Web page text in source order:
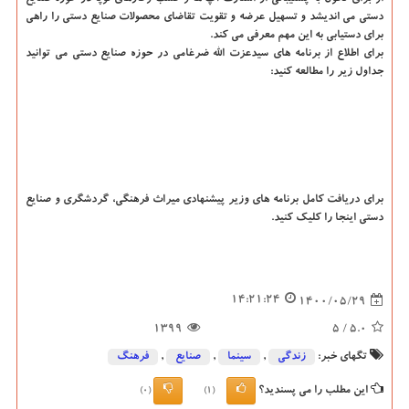
دستی می اندیشد و تسهیل عرضه و تقویت تقاضای محصولات صنایع دستی را راهی
برای دستیابی به این مهم معرفی می کند.
برای اطلاع از برنامه های سیدعزت الله ضرغامی در حوزه صنایع دستی می توانید
جداول زیر را مطالعه کنید:
برای دریافت کامل برنامه های وزیر پیشنهادی میراث فرهنگی، گردشگری و صنایع
دستی اینجا را کلیک کنید.
1400/05/29
14:21:24
5.0
/ 5
1399
تگهای خبر: زندگی , سینما , صنایع , فرهنگ
این مطلب را می پسندید؟ (1)
(0)